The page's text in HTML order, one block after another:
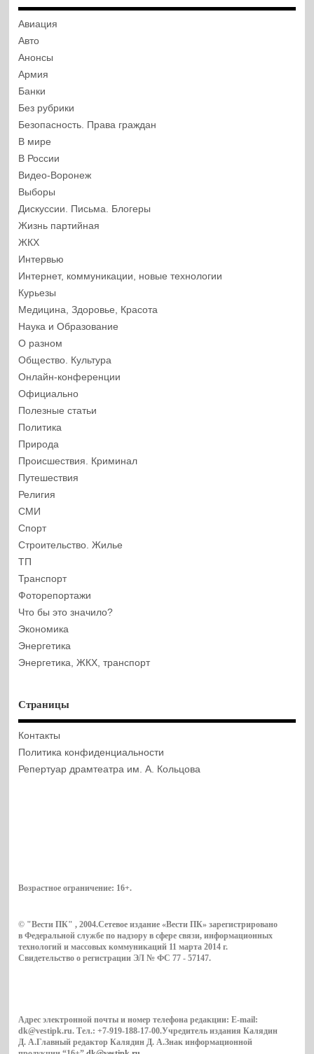
Авиация
Авто
Анонсы
Армия
Банки
Без рубрики
Безопасность. Права граждан
В мире
В России
Видео-Воронеж
Выборы
Дискуссии. Письма. Блогеры
Жизнь партийная
ЖКХ
Интервью
Интернет, коммуникации, новые технологии
Курьезы
Медицина, Здоровье, Красота
Наука и Образование
О разном
Общество. Культура
Онлайн-конференции
Официально
Полезные статьи
Политика
Природа
Происшествия. Криминал
Путешествия
Религия
СМИ
Спорт
Строительство. Жилье
ТП
Транспорт
Фоторепортажи
Что бы это значило?
Экономика
Энергетика
Энергетика, ЖКХ, транспорт
Страницы
Контакты
Политика конфиденциальности
Репертуар драмтеатра им. А. Кольцова
Возрастное ограничение: 16+.
© "Вести ПК" , 2004.Сетевое издание «Вести ПК» зарегистрировано
в Федеральной службе по надзору в сфере связи, информационных
технологий и массовых коммуникаций 11 марта 2014 г.
Свидетельство о регистрации ЭЛ № ФС 77 - 57147.
Адрес электронной почты и номер телефона редакции: E-mail:
dk@vestipk.ru. Тел.: +7-919-188-17-00.Учредитель издания Калядин
Д. А.Главный редактор Калядин Д. А.Знак информационной